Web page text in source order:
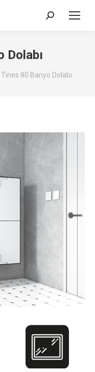
Search:
Dolabı
Tines 80 Banyo Dolabı